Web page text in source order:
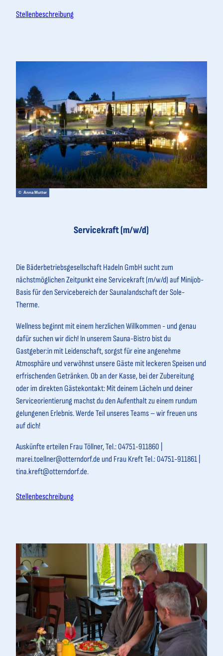
Stellenbeschreibung
© Anna Mutter
Servicekraft (m/w/d)
Die Bäderbetriebsgesellschaft Hadeln GmbH sucht zum
nächstmöglichen Zeitpunkt eine Servicekraft (m/w/d) auf Minijob-
Basis für den Servicebereich der Saunalandschaft der Sole-
Therme.
Wellness beginnt mit einem herzlichen Willkommen - und genau
dafür suchen wir dich! In unserem Sauna-Bistro bist du
Gastgeber:in mit Leidenschaft, sorgst für eine angenehme
Atmosphäre und verwöhnst unsere Gäste mit leckeren Speisen und
erfrischenden Getränken. Ob an der Kasse, bei der Zubereitung
oder im direkten Gästekontakt: Mit deinem Lächeln und deiner
Serviceorientierung machst du den Aufenthalt zu einem rundum
gelungenen Erlebnis. Werde Teil unseres Teams – wir freuen uns
auf dich!
Auskünfte erteilen Frau Töllner, Tel.: 04751-911860 |
marei.toellner@otterndorf.de und Frau Kreft Tel.: 04751-911861 |
tina.kreft@otterndorf.de.
Stellenbeschreibung